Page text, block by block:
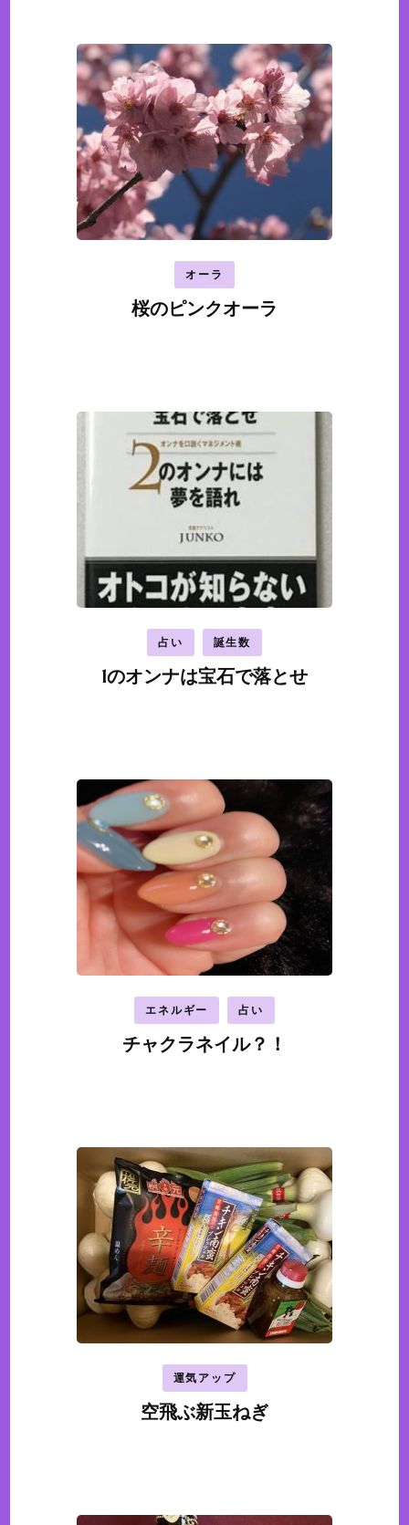
オーラ
桜のピンクオーラ
占い 誕生数
1のオンナは宝石で落とせ
エネルギー 占い
チャクラネイル？！
運気アップ
空飛ぶ新玉ねぎ